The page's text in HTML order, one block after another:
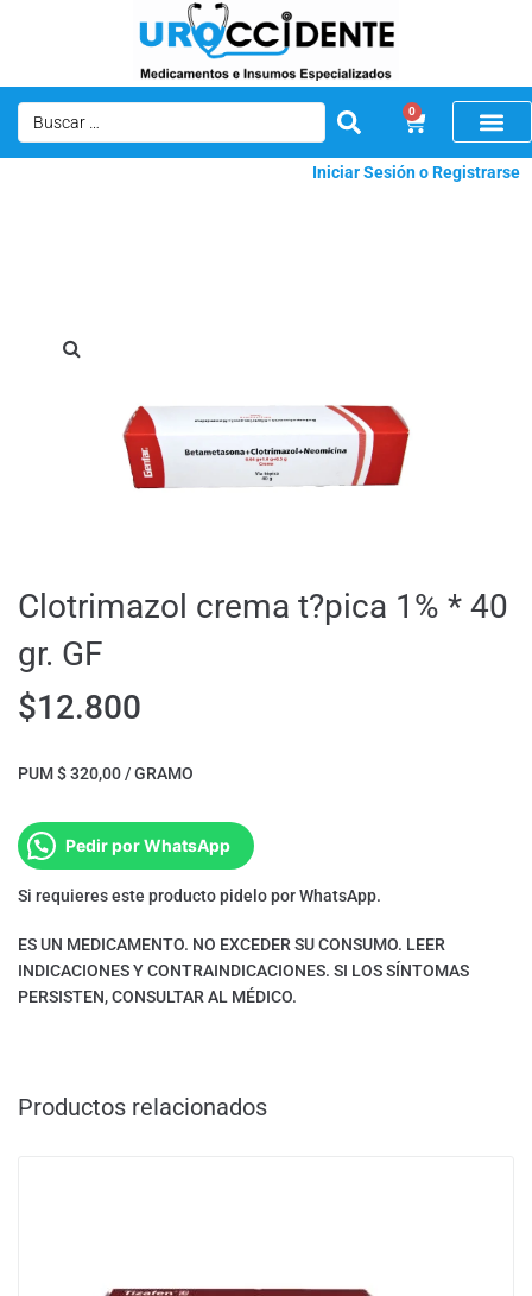
0
Iniciar Sesión o Registrarse
Clotrimazol crema t?pica 1% * 40
gr. GF
$12.800
PUM $ 320,00 / GRAMO
Pedir por WhatsApp
Si requieres este producto pidelo por WhatsApp.
ES UN MEDICAMENTO. NO EXCEDER SU CONSUMO. LEER
INDICACIONES Y CONTRAINDICACIONES. SI LOS SÍNTOMAS
PERSISTEN, CONSULTAR AL MÉDICO.
Productos relacionados